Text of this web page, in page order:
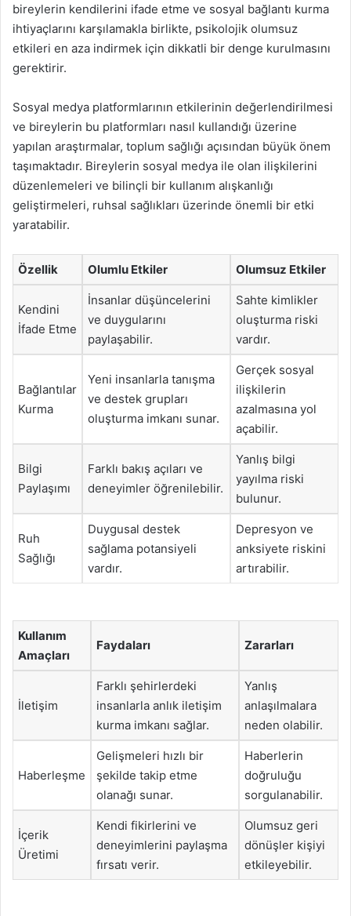
bireylerin kendilerini ifade etme ve sosyal bağlantı kurma
ihtiyaçlarını karşılamakla birlikte, psikolojik olumsuz
etkileri en aza indirmek için dikkatli bir denge kurulmasını
gerektirir.
Sosyal medya platformlarının etkilerinin değerlendirilmesi
ve bireylerin bu platformları nasıl kullandığı üzerine
yapılan araştırmalar, toplum sağlığı açısından büyük önem
taşımaktadır. Bireylerin sosyal medya ile olan ilişkilerini
düzenlemeleri ve bilinçli bir kullanım alışkanlığı
geliştirmeleri, ruhsal sağlıkları üzerinde önemli bir etki
yaratabilir.
Özellik Olumlu Etkiler Olumsuz Etkiler
Kendini
İfade Etme
İnsanlar düşüncelerini
ve duygularını
paylaşabilir.
Sahte kimlikler
oluşturma riski
vardır.
Bağlantılar
Kurma
Yeni insanlarla tanışma
ve destek grupları
oluşturma imkanı sunar.
Gerçek sosyal
ilişkilerin
azalmasına yol
açabilir.
Bilgi
Paylaşımı
Farklı bakış açıları ve
deneyimler öğrenilebilir.
Yanlış bilgi
yayılma riski
bulunur.
Ruh
Sağlığı
Duygusal destek
sağlama potansiyeli
vardır.
Depresyon ve
anksiyete riskini
artırabilir.
Kullanım
Amaçları
Faydaları Zararları
İletişim
Farklı şehirlerdeki
insanlarla anlık iletişim
kurma imkanı sağlar.
Yanlış
anlaşılmalara
neden olabilir.
Haberleşme
Gelişmeleri hızlı bir
şekilde takip etme
olanağı sunar.
Haberlerin
doğruluğu
sorgulanabilir.
İçerik
Üretimi
Kendi fikirlerini ve
deneyimlerini paylaşma
fırsatı verir.
Olumsuz geri
dönüşler kişiyi
etkileyebilir.